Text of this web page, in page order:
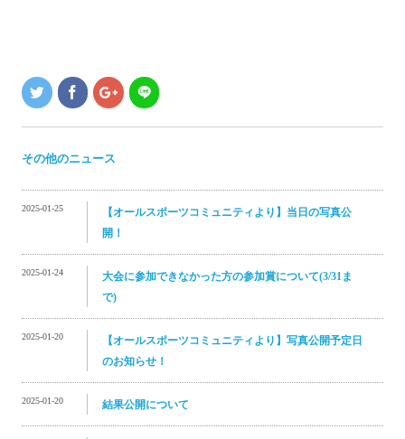
その他のニュース
2025-01-25
【オールスポーツコミュニティより】当日の写真公
開！
2025-01-24
大会に参加できなかった方の参加賞について(3/31ま
で)
2025-01-20
【オールスポーツコミュニティより】写真公開予定日
のお知らせ！
2025-01-20 結果公開について